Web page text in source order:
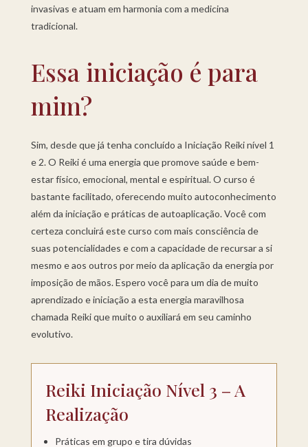
invasivas e atuam em harmonia com a medicina
tradicional.
Essa iniciação é para
mim?
Sim, desde que já tenha concluído a Iniciação Reiki nível 1
e 2. O Reiki é uma energia que promove saúde e bem-
estar físico, emocional, mental e espiritual. O curso é
bastante facilitado, oferecendo muito autoconhecimento
além da iniciação e práticas de autoaplicação. Você com
certeza concluirá este curso com mais consciência de
suas potencialidades e com a capacidade de recursar a si
mesmo e aos outros por meio da aplicação da energia por
imposição de mãos. Espero você para um dia de muito
aprendizado e iniciação a esta energia maravilhosa
chamada Reiki que muito o auxiliará em seu caminho
evolutivo.
Reiki Iniciação Nível 3 – A
Realização
Práticas em grupo e tira dúvidas